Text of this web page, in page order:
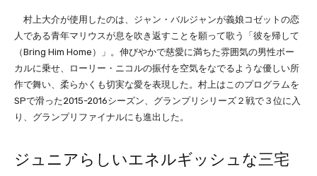
村上大介が使用したのは、ジャン・バルジャンが義娘コゼットの恋
人である青年マリウスが息を吹き返すことを願って歌う「彼を帰して
（Bring Him Home）」。伸びやかで慈愛に満ちた雰囲気の男性ボー
カルに乗せ、ローリー・ニコルの振付を空気をなでるような優しい所
作で舞い、柔らかくも切実な愛を表現した。村上はこのプログラムを
SPで滑った2015-2016シーズン、グランプリシリーズ２戦で３位に入
り、グランプリファイナルにも進出した。
ジュニアらしいエネルギッシュな三宅